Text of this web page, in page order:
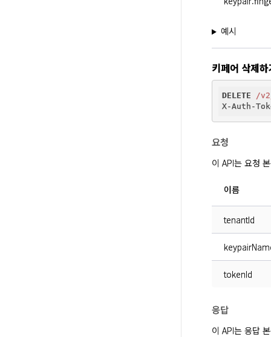
예시
키페어 삭제
DELETE /
요청
이 API는 요청
이름
tenantId
tokenId
응답
이 API는 응답